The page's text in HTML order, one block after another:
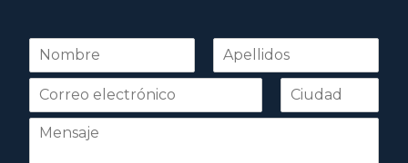
N
m
r
Nombre Apellidos